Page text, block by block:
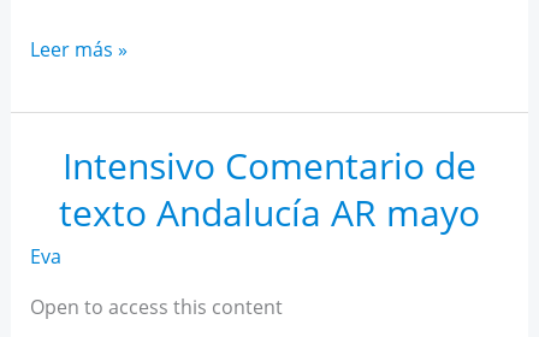
Curso
para
estudiantes
Leer más »
Intensivo Comentario de
texto Andalucía AR mayo
Eva
Open to access this content